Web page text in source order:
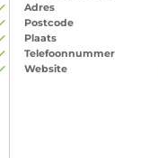
Adres
Postcode
Plaats
Telefoonnummer
Website